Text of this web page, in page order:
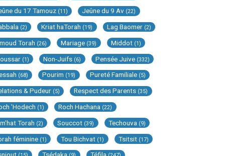
du 17 Tamouz (11) Jeûne du 9 Av (22)
(2) Kriat haTorah (19) Lag Baomer (2)
Torah (26) Mariage (39) Middot (1)
(1) Non-Juifs (6) Pensée Juive (332)
(68) Pourim (19) Pureté Familiale (5)
& Pudeur (5) Respect des Parents (35)
'Hodech (1) Roch Hachana (22)
Torah (2) Souccot (39) Techouva (9)
féminine (1) Tou Bichvat (1) Tsitsit (17)